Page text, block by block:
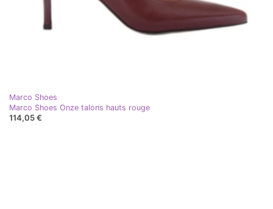
Marco Shoes
Marco Shoes Onze talons hauts rouge
114,05 €